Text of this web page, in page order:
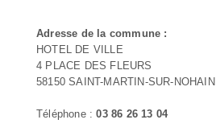
Adresse de la commune :
HOTEL DE VILLE
4 PLACE DES FLEURS
58150 SAINT-MARTIN-SUR-NOHAIN
Téléphone :03 86 26 13 04